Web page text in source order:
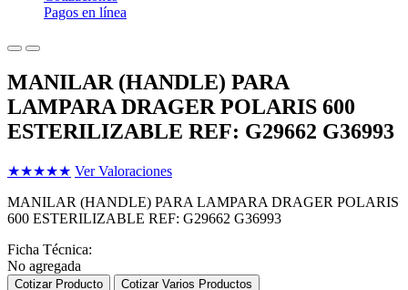
Pagos en línea
MANILAR (HANDLE) PARA
LAMPARA DRAGER POLARIS 600
ESTERILIZABLE REF: G29662 G36993
★★★★★ Ver Valoraciones
MANILAR (HANDLE) PARA LAMPARA DRAGER POLARIS
600 ESTERILIZABLE REF: G29662 G36993
Ficha Técnica:
No agregada
Cotizar Producto Cotizar Varios Productos